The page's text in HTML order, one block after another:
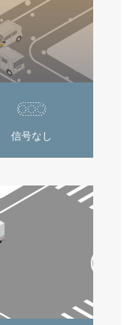
信号なし